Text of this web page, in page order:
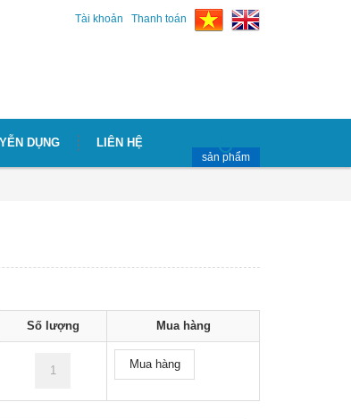
Tài khoản Thanh toán
DỤNG LIÊN HỆ
sản phẩm
Số lượng Mua hàng
Mua hàng